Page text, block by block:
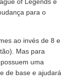
para o
ao invés de 8 e
Mas para
uma
de base e ajudará